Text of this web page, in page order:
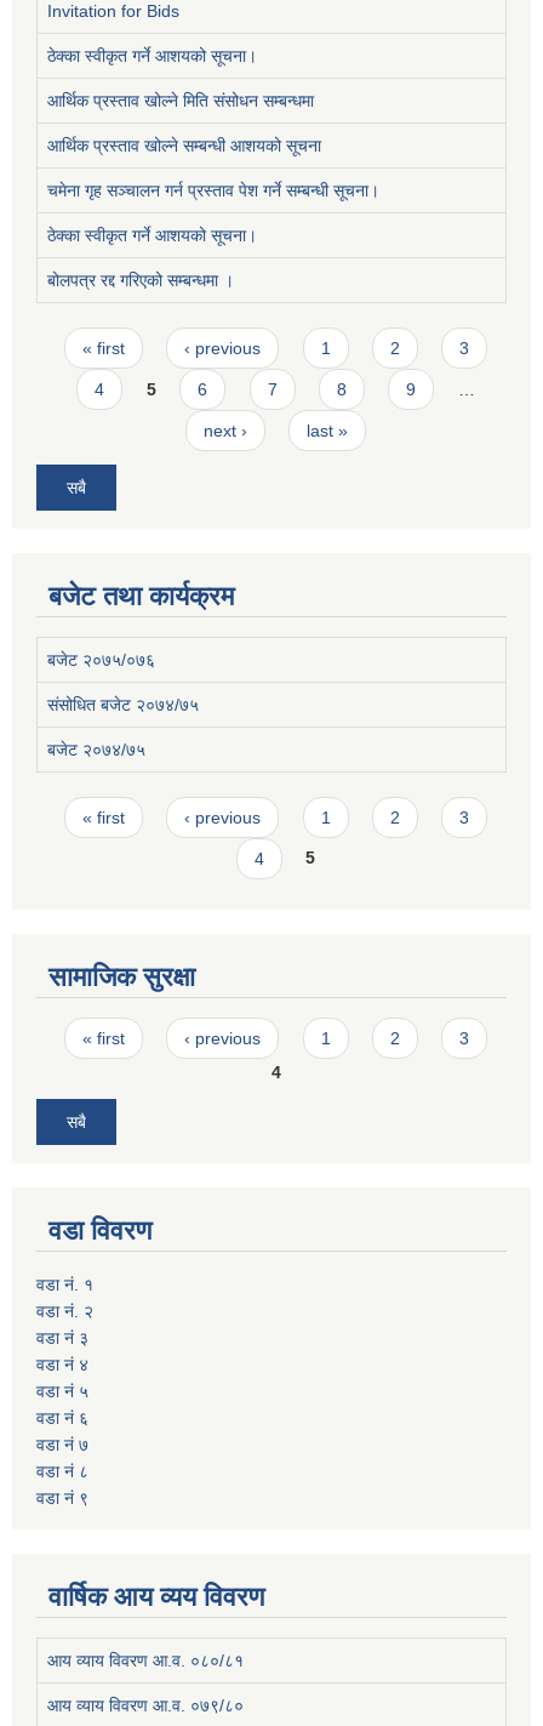
Invitation for Bids
ठेक्का स्वीकृत गर्ने आशयको सूचना।
आर्थिक प्रस्ताव खोल्ने मिति संसोधन सम्बन्धमा
आर्थिक प्रस्ताव खोल्ने सम्बन्धी आशयको सूचना
चमेना गृह सञ्चालन गर्न प्रस्ताव पेश गर्ने सम्बन्धी सूचना।
ठेक्का स्वीकृत गर्ने आशयको सूचना।
बोलपत्र रद्द गरिएको सम्बन्धमा ।
Pages
« first ‹ previous 1 2 3
4 5 6 7 8 9
next › last »
सबै
बजेट तथा कार्यक्रम
बजेट २०७५/०७६
संसोधित बजेट २०७४/७५
बजेट २०७४/७५
Pages
« first ‹ previous 1 2 3
4 5
सामाजिक सुरक्षा
Pages
« first ‹ previous 1 2
3
4
सबै
वडा विवरण
वडा नं. १
वडा नं. २
वडा नं ३
वडा नं ४
वडा नं ५
वडा नं ६
वडा नं ७
वडा नं ८
वडा नं ९
वार्षिक आय व्यय विवरण
आय व्याय विवरण आ.व. ०८०/८१
आय व्याय विवरण आ.व. ०७९/८०